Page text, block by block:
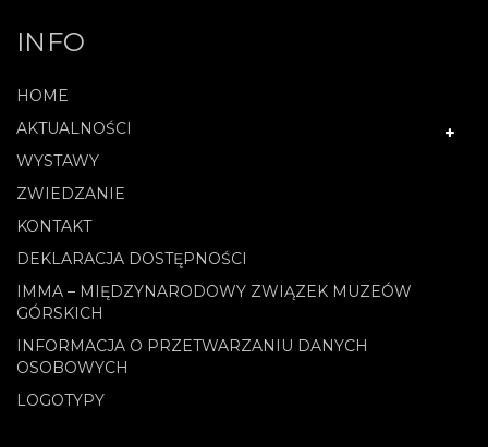
INFO
HOME
AKTUALNOŚCI
WYSTAWY
ZWIEDZANIE
KONTAKT
DEKLARACJA DOSTĘPNOŚCI
IMMA – MIĘDZYNARODOWY ZWIĄZEK MUZEÓW
GÓRSKICH
INFORMACJA O PRZETWARZANIU DANYCH
OSOBOWYCH
LOGOTYPY